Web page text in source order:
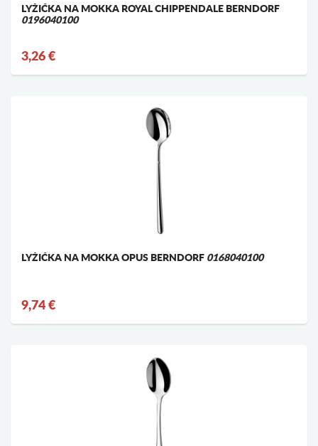
LYŽIČKA NA MOKKA ROYAL CHIPPENDALE BERNDORF
0196040100
3,26 €
LYŽIČKA NA MOKKA OPUS BERNDORF 0168040100
9,74 €